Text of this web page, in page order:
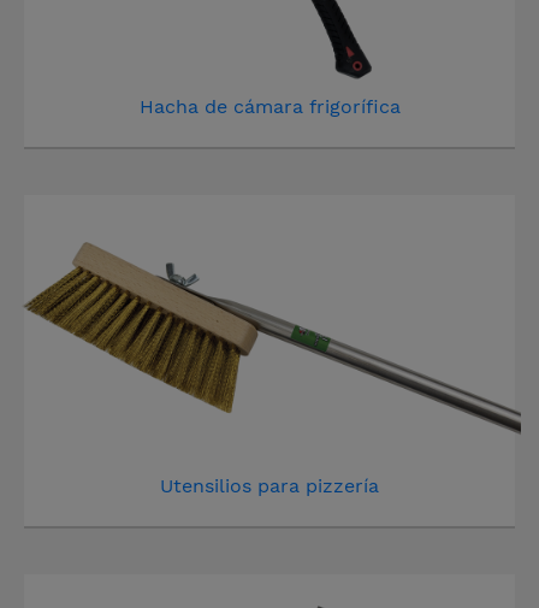
Hacha de cámara frigorífica
Utensilios para pizzería